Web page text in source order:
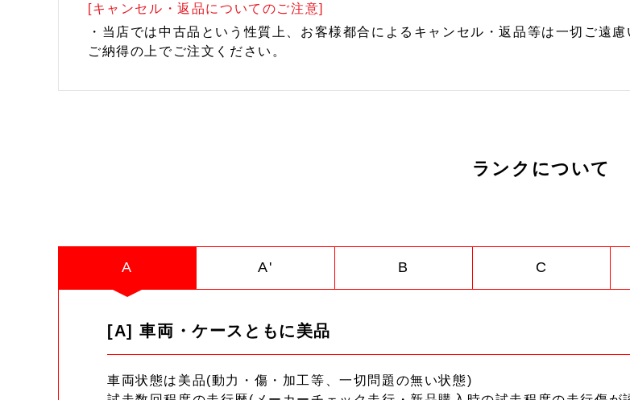
[キャンセル・返品についてのご注意]
・当店では中古品という性質上、お客様都合によるキャンセル・返品等は一切ご遠
ご納得の上でご注文ください。
ランクについて
A A' B C
[A] 車両・ケースともに美品
車両状態は美品(動力・傷・加工等、一切問題の無い状態)